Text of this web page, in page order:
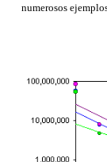
numerosos